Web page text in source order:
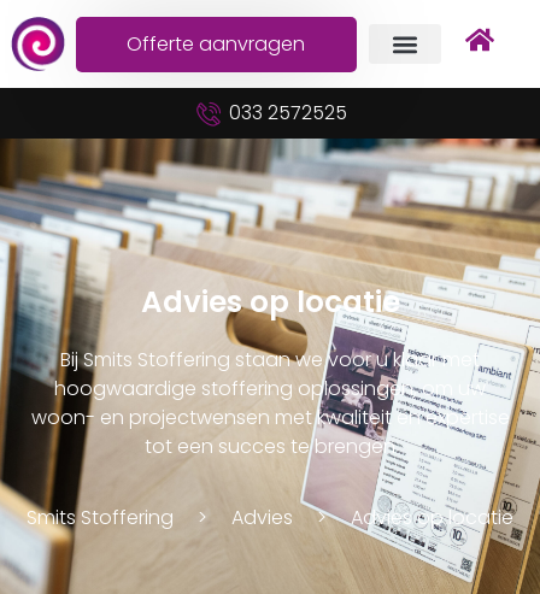
Offerte aanvragen
033 2572525
Advies op locatie
Bij Smits Stoffering staan we voor u klaar met
hoogwaardige stoffering oplossingen, om uw
woon- en projectwensen met kwaliteit en expertise
tot een succes te brengen
Smits Stoffering Advies Advies op locatie